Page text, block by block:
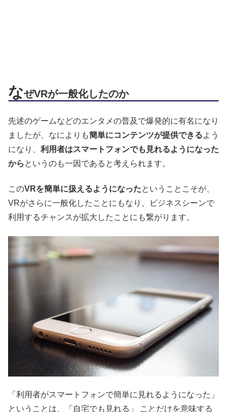
なぜVRが一般化したのか
先述のゲームなどのエンタメの普及で爆発的に有名になり
ましたが、なによりも簡単にコンテンツが提供できるよう
になり、 利用者はスマートフォンでも見れるようになった
から というのも一因であると考えられます。
このVRを簡単に扱えるようになったということこそが、
VRがさらに一般化したことにもなり、ビジネスシーンで
利用するチャンスが拡大したことにも繋がります。
「利用者がスマートフォンで簡単に見れるようになった」
ということは、「自宅でも見れる」 ことだけを意味する